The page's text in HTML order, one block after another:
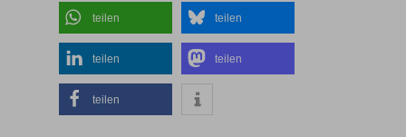
teilen teilen
teilen teilen
teilen